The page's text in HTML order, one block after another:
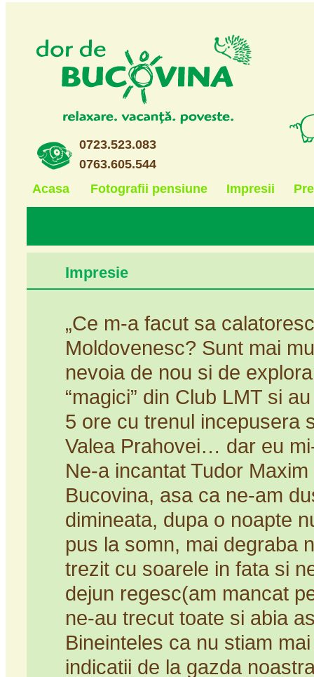
0723.523.083
0763.605.544
Acasa
Fotografii pensiune Impresii
Impresie
„Ce m-a facut sa
Moldovenesc? Sunt mai
nevoia de nou si de
“magici” din Club LMT si
5 ore cu trenul incepusera
Valea Prahovei… dar eu
Ne-a incantat Tudor
Bucovina, asa ca ne-am
dimineata, dupa o noapte
pus la somn, mai degraba
trezit cu soarele in fata si
dejun regesc(am mancat
ne-au trecut toate si abia
Bineinteles ca nu stiam
indicatii de la gazda